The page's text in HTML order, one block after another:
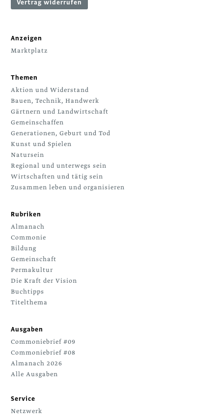
Vertrag widerrufen
Anzeigen
Marktplatz
Themen
Aktion und Widerstand
Bauen, Technik, Handwerk
Gärtnern und Landwirtschaft
Gemeinschaffen
Generationen, Geburt und Tod
Kunst und Spielen
Natursein
Regional und unterwegs sein
Wirtschaften und tätig sein
Zusammen leben und organisieren
Rubriken
Almanach
Commonie
Bildung
Gemeinschaft
Permakultur
Die Kraft der Vision
Buchtipps
Titelthema
Ausgaben
Commoniebrief #09
Commoniebrief #08
Almanach 2026
Alle Ausgaben
Service
Netzwerk